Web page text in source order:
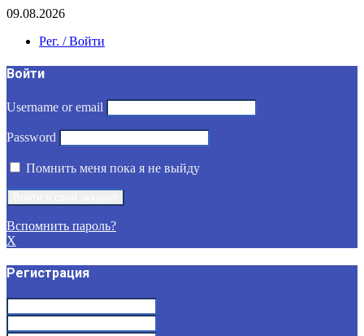
09.08.2026
Рег. / Войти
Войти
Username or email
Password
Помнить меня пока я не выйду
Вспомнить пароль?
X
Регистрация